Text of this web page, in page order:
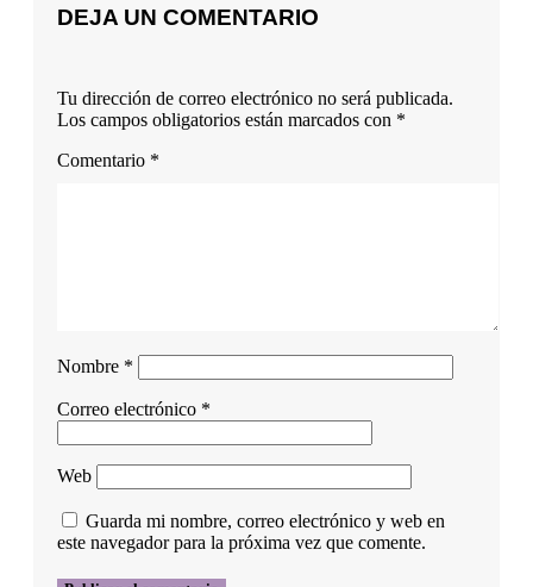
DEJA UN COMENTARIO
Tu dirección de correo electrónico no será publicada.
Los campos obligatorios están marcados con *
Comentario *
Nombre *
Correo electrónico *
Web
Guarda mi nombre, correo electrónico y web en
este navegador para la próxima vez que comente.